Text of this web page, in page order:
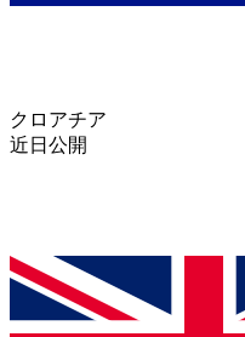
クロアチア
近日公開